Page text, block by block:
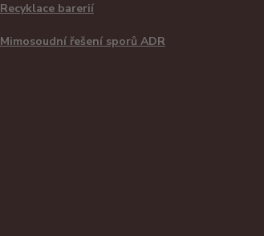
Recyklace barerií
Mimosoudní řešení sporů ADR